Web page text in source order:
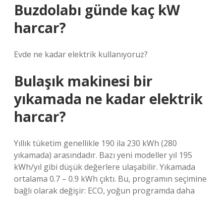
Buzdolabı günde kaç kW
harcar?
Evde ne kadar elektrik kullanıyoruz?
Bulaşık makinesi bir
yıkamada ne kadar elektrik
harcar?
Yıllık tüketim genellikle 190 ila 230 kWh (280
yıkamada) arasındadır. Bazı yeni modeller yıl 195
kWh/yıl gibi düşük değerlere ulaşabilir. Yıkamada
ortalama 0.7 – 0.9 kWh çıktı. Bu, programın seçimine
bağlı olarak değişir: ECO, yoğun programda daha